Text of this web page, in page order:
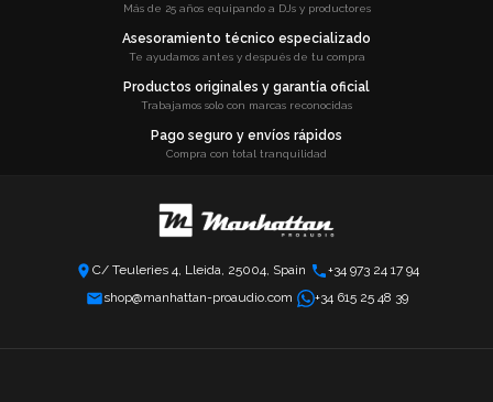
Más de 25 años equipando a DJs y productores
Asesoramiento técnico especializado
Te ayudamos antes y después de tu compra
Productos originales y garantía oficial
Trabajamos solo con marcas reconocidas
Pago seguro y envíos rápidos
Compra con total tranquilidad
C/ Teuleries 4, Lleida, 25004, Spain
+34 973 24 17 94
shop@manhattan-proaudio.com
+34 615 25 48 39